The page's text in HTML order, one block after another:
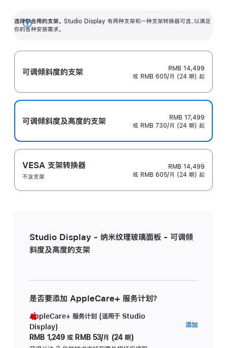
选择你合用的支架。 Studio Display 有两种支架和一种支架转换器可选，以满足
你的各种安装需求。
展
可调倾斜度的支架
RMB 14,499
或 RMB 605/月 (24 期) 起
可调倾斜度及高‍度的支‍架
RMB 17,499
或 RMB 730/月 (24 期) 起
VESA 支架转换器
不含支架
RMB 14,499
或 RMB 605/月 (24 期) 起
Studio Display - 纳米纹理玻璃面板 - 可调倾
斜度及高度的支架
是否要添加 AppleCare+ 服务计划？
AppleCare+ 服务计划 (适用于 Studio
Display)
RMB 1,249 或 RMB 53/月 (24 期)
添加